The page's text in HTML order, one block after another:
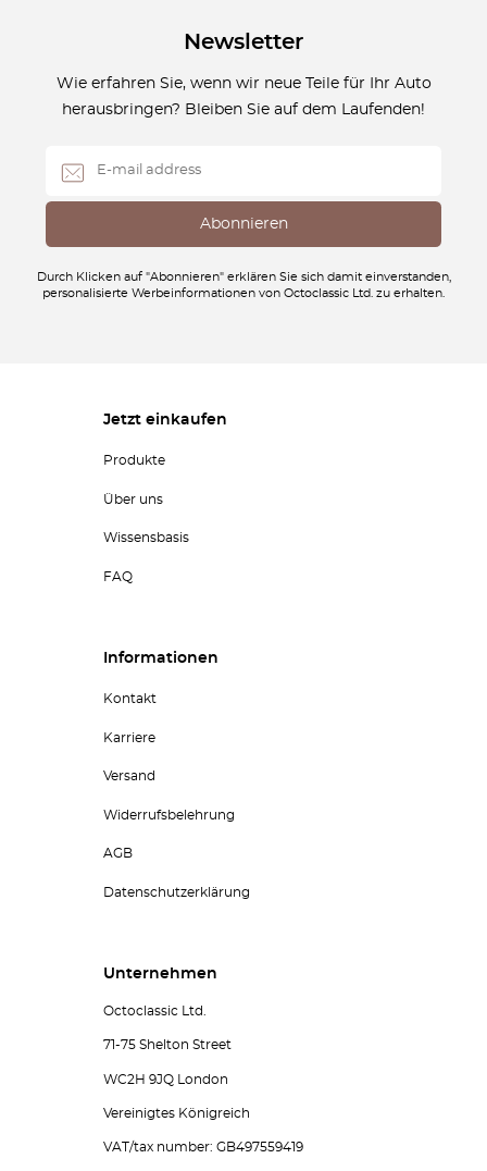
Newsletter
Wie erfahren Sie, wenn wir neue Teile für Ihr Auto
herausbringen? Bleiben Sie auf dem Laufenden!
Durch Klicken auf "Abonnieren" erklären Sie sich damit einverstanden,
personalisierte Werbeinformationen von Octoclassic Ltd. zu erhalten.
Jetzt einkaufen
Produkte
Über uns
Wissensbasis
FAQ
Informationen
Kontakt
Karriere
Versand
Widerrufsbelehrung
AGB
Datenschutzerklärung
Unternehmen
Octoclassic Ltd.
71-75 Shelton Street
WC2H 9JQ London
Vereinigtes Königreich
VAT/tax number: GB497559419